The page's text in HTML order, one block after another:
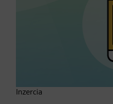
Inzercia